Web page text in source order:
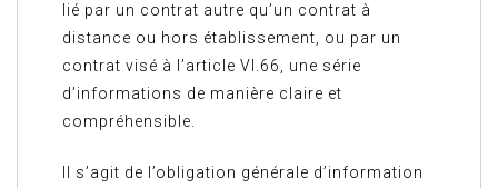
lié par un contrat autre qu’un contrat à
distance ou hors établissement, ou par un
contrat visé à l’article VI.66, une série
d’informations de manière claire et
compréhensible.
Il s’agit de l’obligation générale d’information